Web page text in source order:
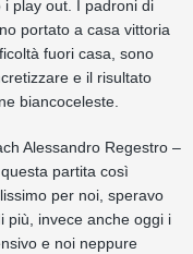
play out. I padroni di
portato a casa vittoria
fuori casa, sono
e il risultato
biancoceleste.
Alessandro Regestro –
partita così
per noi, speravo
più, invece anche oggi i
e noi neppure